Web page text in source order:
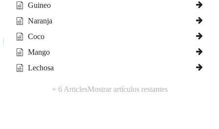
Guineo
Naranja
Coco
Mango
Lechosa
+ 6 ArticlesMostrar artículos restantes